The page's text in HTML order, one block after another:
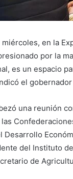
en la
por la
es un espacio
el
una reunión
del Instituto
de